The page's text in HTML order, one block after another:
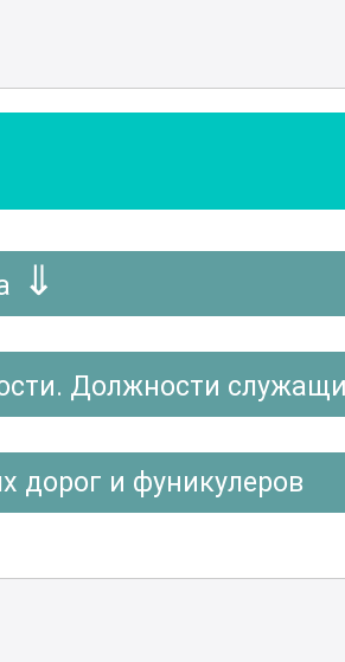
Должности
дорог и фуникулеров